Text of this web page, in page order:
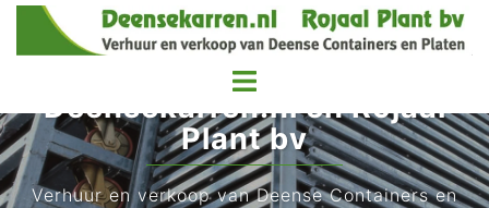
Deensekarren.nl en Rojaal
Plant bv
Verhuur en verkoop van Deense Containers en